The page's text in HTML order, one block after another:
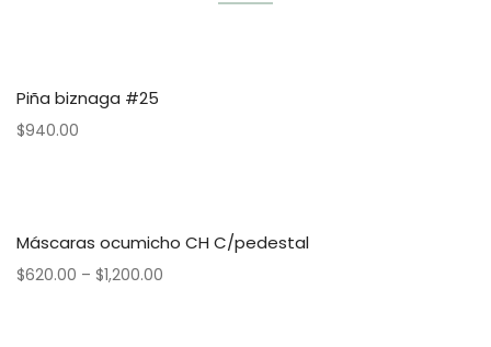
Piña biznaga #25
$940.00
Máscaras ocumicho CH C/pedestal
$620.00 – $1,200.00